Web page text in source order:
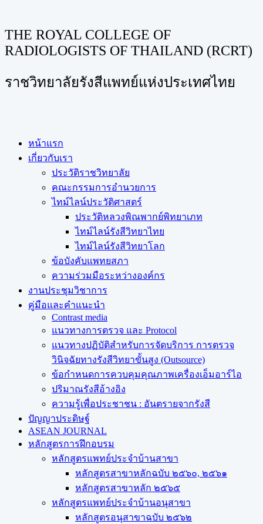
THE ROYAL COLLEGE OF
RADIOLOGISTS OF THAILAND (RCRT)
ราชวิทยาลัยรังสีแพทย์แห่งประเทศไทย
หน้าแรก
เกี่ยวกับเรา
ประวัติราชวิทยาลัย
คณะกรรมการอำนวยการ
ไทม์ไลน์ประวัติศาสตร์
ประวัติหลวงพิณพากย์พิทยาเภท
ไทม์ไลน์รังสีวิทยาไทย
ไทม์ไลน์รังสีวิทยาโลก
ข้อบังคับแพทยสภา
ความร่วมมือระหว่างองค์กร
งานประชุมวิชาการ
คู่มือและคำแนะนำ
Contrast media
แนวทางการตรวจ และ Protocol
แนวทางปฏิบัติสำหรับการจัดบริการ การตรวจ
วินิจฉัยทางรังสีวิทยาขั้นสูง (Outsource)
ข้อกำหนดการควบคุมคุณภาพเครื่องเอ็มอาร์ไอ
ปริมาณรังสีอ้างอิง
ความรู้เพื่อประชาชน : อันตรายจากรังสี
ปัญญาประดิษฐ์
ASEAN JOURNAL
หลักสูตรการฝึกอบรม
หลักสูตรแพทย์ประจำบ้านสาขา
หลักสูตรสาขาหลักฉบับ ๒๕๖๐, ๒๕๖๑
หลักสูตรสาขาหลัก ๒๕๖๕
หลักสูตรแพทย์ประจำบ้านอนุสาขา
หลักสูตรอนุสาขาฉบับ ๒๕๖๒